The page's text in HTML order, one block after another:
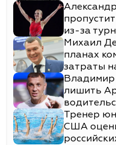
из-за
Михаил
планах
затраты
лишить
Тренер
США